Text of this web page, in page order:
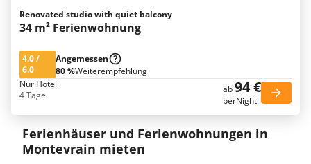
Renovated studio with quiet balcony
34 m² Ferienwohnung
4.0/
6.0
Angemessen
80 %Weiterempfehlung
Nur Hotel
4 Tage
ab94 €
perNight
Ferienhäuser und Ferienwohnungen in
Montevrain mieten